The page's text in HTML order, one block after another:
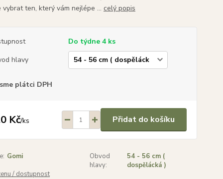
vybrat ten, který vám nejlépe ... celý popis
Do týdne 4 ks
hlavy
plátci DPH
Kč/ks Přidat do košíku
Gomi
Obvod
hlavy:
54 - 56 cm (
dospělácká )
/ dostupnost